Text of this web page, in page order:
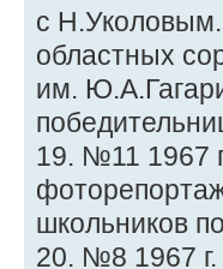
с
областных
им.
19. №11 1967
школьников
20. №8 1967